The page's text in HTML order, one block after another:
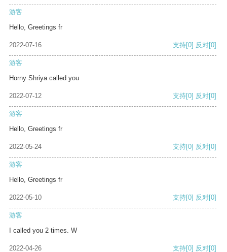
游客
Hello, Greetings fr
2022-07-16 支持[0] 反对[0]
游客
Horny Shriya called you
2022-07-12 支持[0] 反对[0]
游客
Hello, Greetings fr
2022-05-24 支持[0] 反对[0]
游客
Hello, Greetings fr
2022-05-10 支持[0] 反对[0]
游客
I called you 2 times. W
2022-04-26 支持[0] 反对[0]